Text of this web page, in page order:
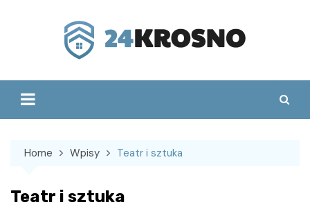
Home Wpisy Teatr i sztuka
Teatr i sztuka